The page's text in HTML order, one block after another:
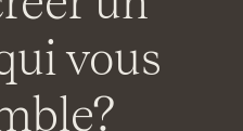
vous